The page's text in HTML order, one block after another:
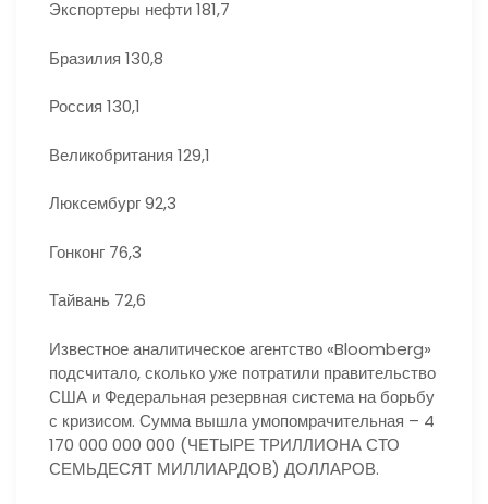
Экспортеры нефти 181,7
Бразилия 130,8
Россия 130,1
Великобритания 129,1
Люксембург 92,3
Гонконг 76,3
Тайвань 72,6
Известное аналитическое агентство «Bloomberg»
подсчитало, сколько уже потратили правительство
США и Федеральная резервная система на борьбу
с кризисом. Сумма вышла умопомрачительная – 4
170 000 000 000 (ЧЕТЫРЕ ТРИЛЛИОНА СТО
СЕМЬДЕСЯТ МИЛЛИАРДОВ) ДОЛЛАРОВ.